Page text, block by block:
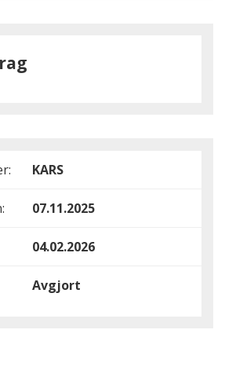
KARS
07.11.2025
04.02.2026
Avgjort